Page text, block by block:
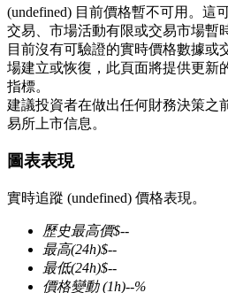
USDT永續
多種以USDT結算的永續合約
幣本位永續
(undefined) 目前價格暫不可用。這
交易、市場活動有限或交易市場暫
目前沒有可驗證的實時價格數據或
場建立或恢復，此頁面將提供更新
指標。
建議投資者在做出任何財務決策之
易所上市信息。
圖表表現
實時追蹤 (undefined) 價格表現。
歷史最高價$--
最高(24h)$--
最低(24h)$--
價格變動(1h)--%